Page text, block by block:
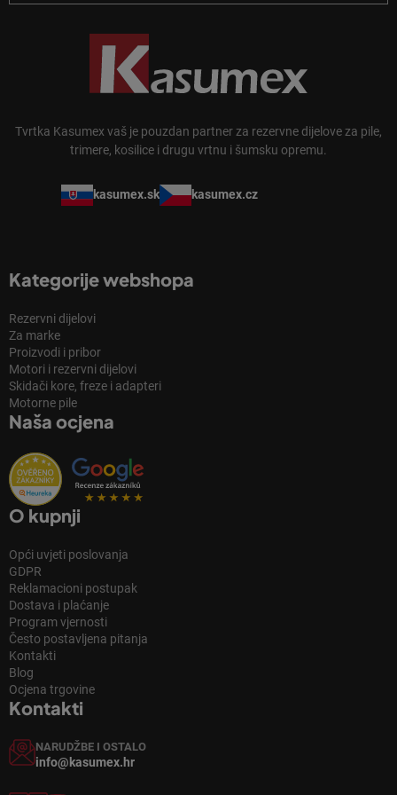
Tvrtka Kasumex vaš je pouzdan partner za rezervne dijelove za pile,
trimere, kosilice i drugu vrtnu i šumsku opremu.
kasumex.sk kasumex.cz
Kategorije webshopa
Rezervni dijelovi
Za marke
Proizvodi i pribor
Motori i rezervni dijelovi
Skidači kore, freze i adapteri
Motorne pile
Naša ocjena
O kupnji
Opći uvjeti poslovanja
GDPR
Reklamacioni postupak
Dostava i plaćanje
Program vjernosti
Često postavljena pitanja
Kontakti
Blog
Ocjena trgovine
Kontakti
NARUDŽBE I OSTALO
info@kasumex.hr